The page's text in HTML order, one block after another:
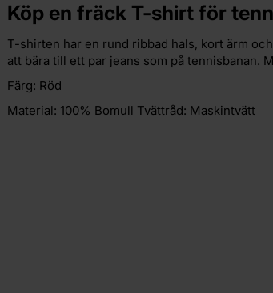
Köp en fräck T-shirt för
T-shirten har en rund ribbad hals, kort ärm
att bära till ett par jeans som på tennisbanan.
Färg: Röd
Material: 100% Bomull Tvättråd: Maskintvätt